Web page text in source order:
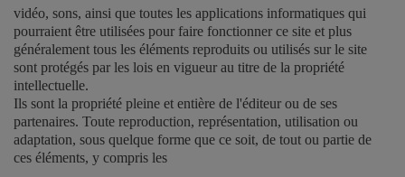
vidéo, sons, ainsi que toutes les applications informatiques qui
pourraient être utilisées pour faire fonctionner ce site et plus
généralement tous les éléments reproduits ou utilisés sur le site
sont protégés par les lois en vigueur au titre de la propriété
intellectuelle.
Ils sont la propriété pleine et entière de l'éditeur ou de ses
partenaires. Toute reproduction, représentation, utilisation ou
adaptation, sous quelque forme que ce soit, de tout ou partie de
ces éléments, y compris les